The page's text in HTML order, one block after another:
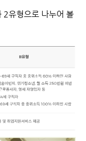
2유형으로 나누어 볼